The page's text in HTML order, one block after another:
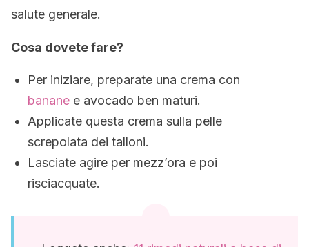
salute generale.
Cosa dovete fare?
Per iniziare, preparate una crema con
banane e avocado ben maturi.
Applicate questa crema sulla pelle
screpolata dei talloni.
Lasciate agire per mezz’ora e poi
risciacquate.